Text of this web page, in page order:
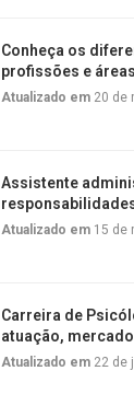
Conheça os
profissões e
Atualizado em 20 de
Assistente
Atualizado em 15 de
Carreira de
atuação,
Atualizado em 22 de